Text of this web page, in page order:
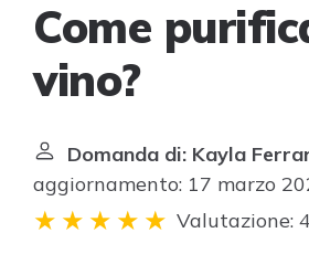
Come
vino?
Domanda di: Kayla
aggiornamento: 17 marzo
Valutazione: